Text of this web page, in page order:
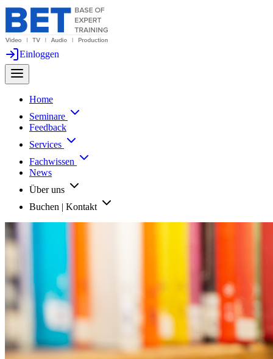
Einloggen
Home
Seminare
Feedback
Services
Fachwissen
News
Über uns
Buchen | Kontakt